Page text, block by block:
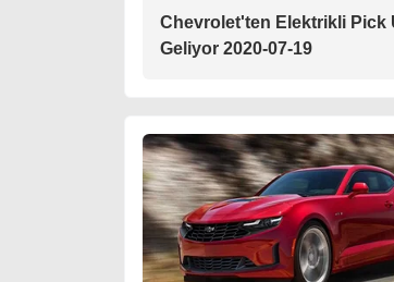
Chevrolet'ten Elektrikli Pick
Geliyor 2020-07-19